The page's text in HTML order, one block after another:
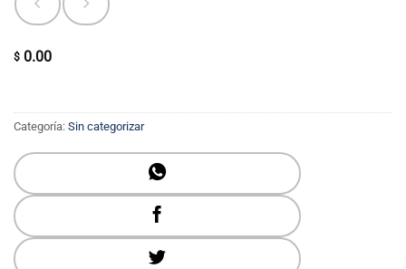
$ 0.00
Categoría: Sin categorizar